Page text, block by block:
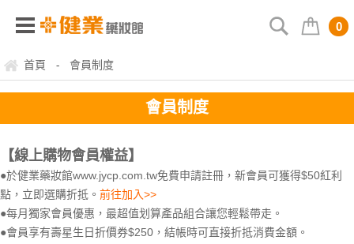
0
首頁 - 會員制度
會員制度
【線上購物會員權益】
●於健業藥妝館www.jycp.com.tw免費申請註冊，新會員可獲得$50紅利
點，立即選購折抵。 前往加入>>
●每月獨家會員優惠，最超值划算產品組合讓您輕鬆帶走。
●會員享有壽星生日折價券$250，結帳時可直接折抵消費金額。